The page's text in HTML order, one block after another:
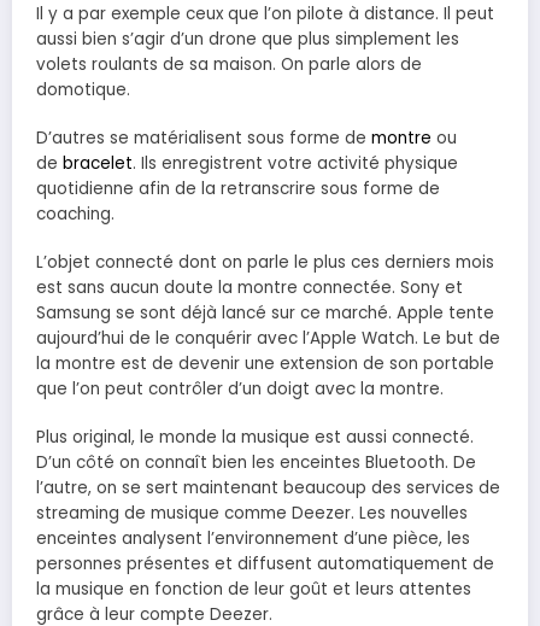
Il y a par exemple ceux que l’on pilote à distance. Il peut
aussi bien s’agir d’un drone que plus simplement les
volets roulants de sa maison. On parle alors de
domotique.
D’autres se matérialisent sous forme de montre ou
de bracelet. Ils enregistrent votre activité physique
quotidienne afin de la retranscrire sous forme de
coaching.
L’objet connecté dont on parle le plus ces derniers mois
est sans aucun doute la montre connectée. Sony et
Samsung se sont déjà lancé sur ce marché. Apple tente
aujourd’hui de le conquérir avec l’Apple Watch. Le but de
la montre est de devenir une extension de son portable
que l’on peut contrôler d’un doigt avec la montre.
Plus original, le monde la musique est aussi connecté.
D’un côté on connaît bien les enceintes Bluetooth. De
l’autre, on se sert maintenant beaucoup des services de
streaming de musique comme Deezer. Les nouvelles
enceintes analysent l’environnement d’une pièce, les
personnes présentes et diffusent automatiquement de
la musique en fonction de leur goût et leurs attentes
grâce à leur compte Deezer.